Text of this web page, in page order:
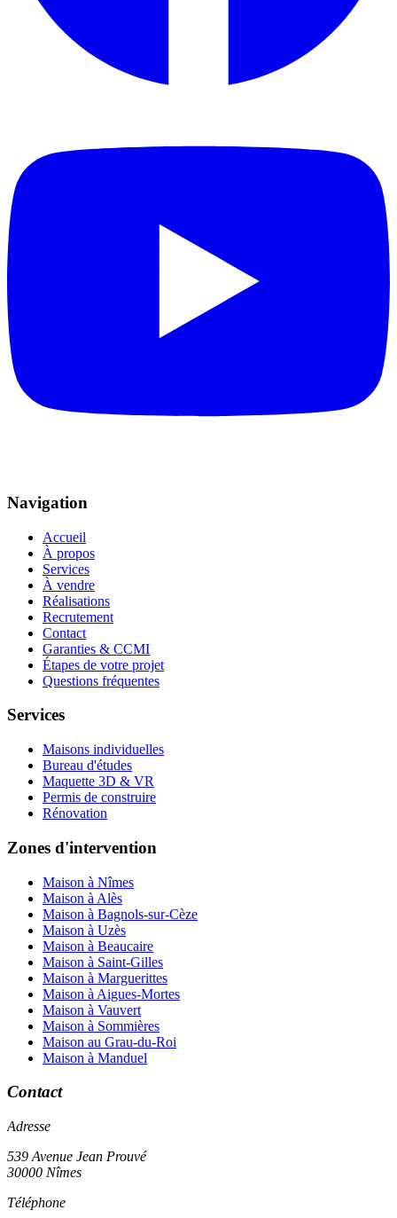
Navigation
Accueil
À propos
Services
À vendre
Réalisations
Recrutement
Contact
Garanties & CCMI
Étapes de votre projet
Questions fréquentes
Services
Maisons individuelles
Bureau d'études
Maquette 3D & VR
Permis de construire
Rénovation
Zones d'intervention
Maison à Nîmes
Maison à Alès
Maison à Bagnols-sur-Cèze
Maison à Uzès
Maison à Beaucaire
Maison à Saint-Gilles
Maison à Marguerittes
Maison à Aigues-Mortes
Maison à Vauvert
Maison à Sommières
Maison au Grau-du-Roi
Maison à Manduel
Contact
Adresse
539 Avenue Jean Prouvé
30000 Nîmes
Téléphone